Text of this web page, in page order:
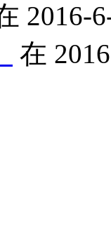
2016-
在